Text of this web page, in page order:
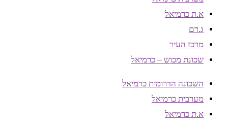
א.ת כרמיאל
ג.רם
מרכז העיר
שכונת מכוש – כרמיאל
השכונה הדרומית כרמיאל
מערבית כרמיאל
א.ת כרמיאל